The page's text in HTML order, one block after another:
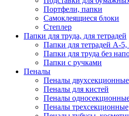
Портфели, папки
Самоклеящиеся блоки
Степлер
Папки для труда, для тетрадей
Папки для тетрадей А-
Папки для труда без
Папки с ручками
Пеналы
Пеналы двухсекционные
Пеналы для кистей
Пеналы
Пеналы трехсекционные